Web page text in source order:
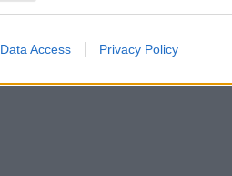
Data Access Privacy Policy